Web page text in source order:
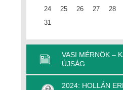
24
25 26 27 28
31
VASI MÉRNÖK –
ÚJSÁG
2024: HOLLÁN